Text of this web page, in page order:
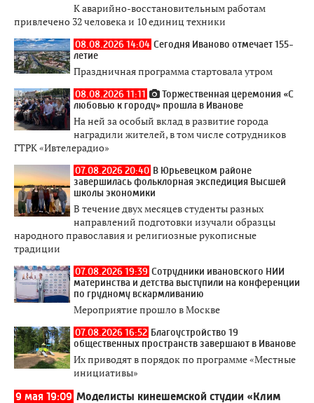
К аварийно-восстановительным работам
привлечено 32 человека и 10 единиц техники
08.08.2026 14:04 Сегодня Иваново отмечает 155-
летие
Праздничная программа стартовала утром
08.08.2026 11:11
Торжественная церемония «С
любовью к городу» прошла в Иванове
На ней за особый вклад в развитие города
наградили жителей, в том числе сотрудников
ГТРК «Ивтелерадио»
07.08.2026 20:40 В Юрьевецком районе
завершилась фольклорная экспедиция Высшей
школы экономики
В течение двух месяцев студенты разных
направлений подготовки изучали образцы
народного православия и религиозные рукописные
традиции
07.08.2026 19:39 Сотрудники ивановского НИИ
материнства и детства выступили на конференции
по грудному вскармливанию
Мероприятие прошло в Москве
07.08.2026 16:52 Благоустройство 19
общественных пространств завершают в Иванове
Их приводят в порядок по программе «Местные
инициативы»
9 мая 19:09 Моделисты кинешемской студии «Клим